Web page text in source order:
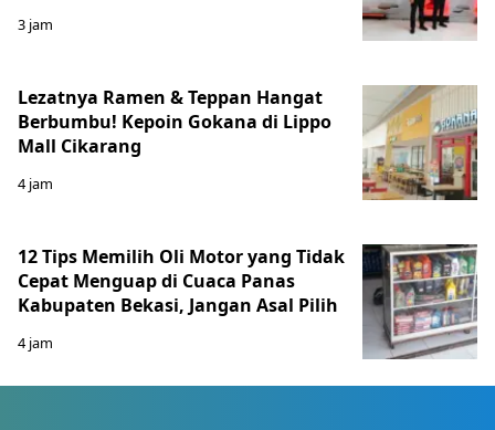
3 jam
Lezatnya Ramen & Teppan Hangat
Berbumbu! Kepoin Gokana di Lippo
Mall Cikarang
4 jam
12 Tips Memilih Oli Motor yang Tidak
Cepat Menguap di Cuaca Panas
Kabupaten Bekasi, Jangan Asal Pilih
4 jam